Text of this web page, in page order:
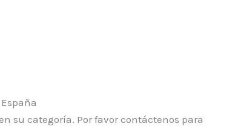
su categoría. Por favor contáctenos para